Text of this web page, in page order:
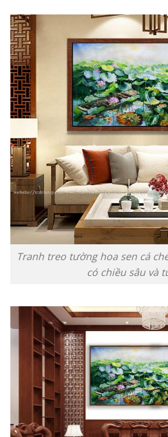
Tranh treo tường hoa sen cá
có chiều sâu và